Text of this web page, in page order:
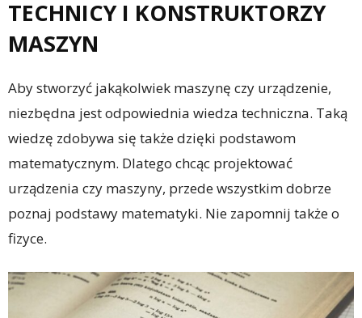
TECHNICY I KONSTRUKTORZY
MASZYN
Aby stworzyć jakąkolwiek maszynę czy urządzenie,
niezbędna jest odpowiednia wiedza techniczna. Taką
wiedzę zdobywa się także dzięki podstawom
matematycznym. Dlatego chcąc projektować
urządzenia czy maszyny, przede wszystkim dobrze
poznaj podstawy matematyki. Nie zapomnij także o
fizyce.